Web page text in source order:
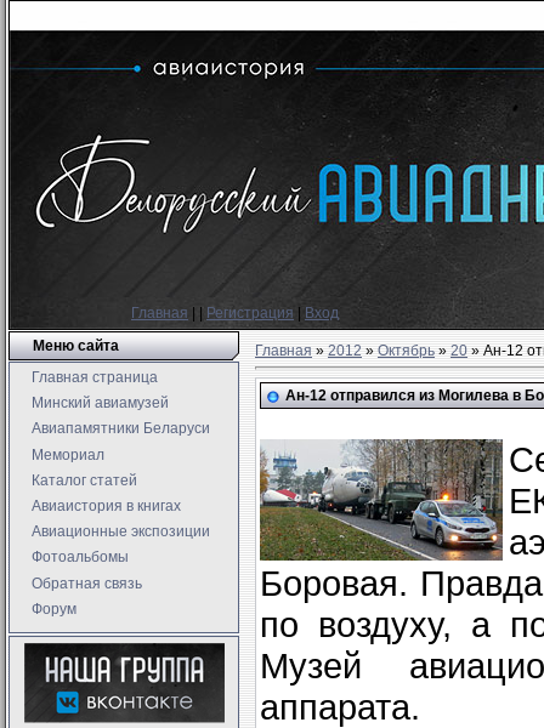
Главная Регистрация
Вход
Меню сайта
Главная страница
Минский авиамузей
Авиапамятники Беларуси
Мемориал
Каталог статей
Авиаистория в книгах
Авиационные экспозиции
Фотоальбомы
Обратная связь
Форум
Главная»2012 » Октябрь » 20» Ан-12
Ан-12 отправился из Могилева в
Боровая.
по воздуху, а
Музей
аппарата.